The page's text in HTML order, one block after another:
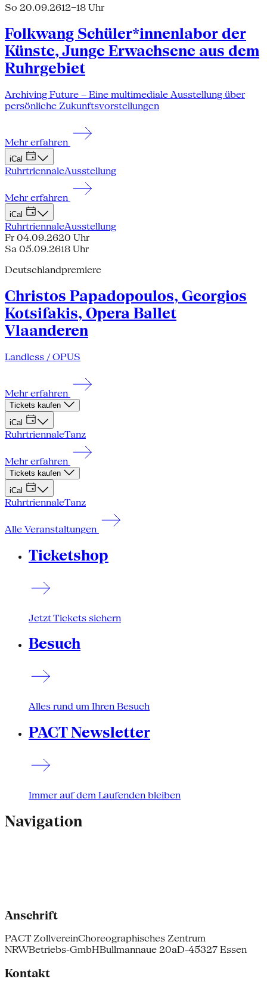
So 20.09.2612–18 Uhr
Folkwang Schüler*innenlabor der
Künste, Junge Erwachsene aus dem
Ruhrgebiet
Archiving Future – Eine multimediale Ausstellung über
persönliche Zukunftsvorstellungen
Mehr erfahren
iCal
RuhrtriennaleAusstellung
Mehr erfahren
iCal
RuhrtriennaleAusstellung
Fr 04.09.2620 Uhr
Sa 05.09.2618 Uhr
Deutschlandpremiere
Christos Papadopoulos, Georgios
Kotsifakis, Opera Ballet
Vlaanderen
Landless / OPUS
Mehr erfahren
Tickets kaufen
iCal
RuhrtriennaleTanz
Mehr erfahren
Tickets kaufen
iCal
RuhrtriennaleTanz
Alle Veranstaltungen
Ticketshop
Jetzt Tickets sichern
Besuch
Alles rund um Ihren Besuch
PACT Newsletter
Immer auf dem Laufenden bleiben
Navigation
Anschrift
PACT ZollvereinChoreographisches Zentrum
NRWBetriebs-GmbHBullmannaue 20aD-45327 Essen
Kontakt